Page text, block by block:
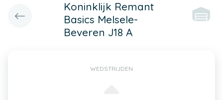
Koninklijk Remant
Basics Melsele-
Beveren J18 A
WEDSTRIJDEN